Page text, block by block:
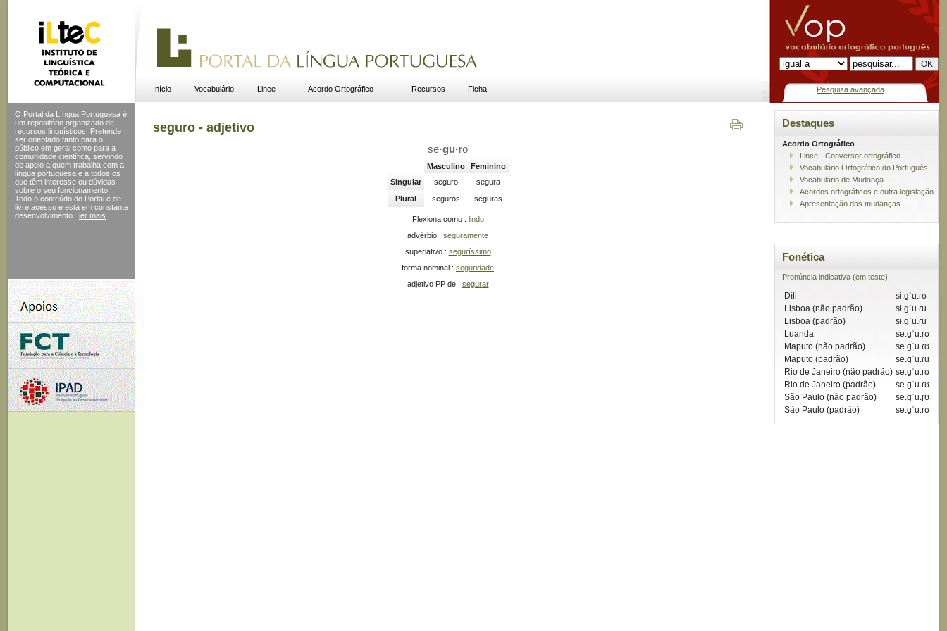
Início Vocabulário Lince Acordo Ortográfico Recursos Ficha Pesquisa avançada
O Portal da Língua Portuguesa é
um repositório organizado de
recursos linguísticos. Pretende
ser orientado tanto para o
público em geral como para a
comunidade científica, servindo
de apoio a quem trabalha com a
língua portuguesa e a todos os
que têm interesse ou dúvidas
sobre o seu funcionamento.
Todo o conteúdo do Portal é de
livre acesso e está em constante
desenvolvimento.
ler mais
seguro - adjetivo
se·gu·ro
Masculino
Feminino
Singular
seguro
segura
Plural
seguros seguras
Flexiona como : lindo
advérbio : seguramente
superlativo : seguríssimo
forma nominal : seguridade
adjetivo PP de : segurar
Destaques
Acordo Ortográfico
Lince - Conversor ortográfico
Vocabulário Ortográfico do Português
Vocabulário de Mudança
Acordos ortográficos e outra legislação
Apresentação das mudanças
Fonética
Pronúncia indicativa (em teste)
Díli
sɨ.gˈu.ɾʊ
Lisboa (não padrão)
sɨ.gˈu.ɾu
Lisboa (padrão)
sɨ.gˈu.ɾu
Luanda
se.gˈu.ɾʊ
Maputo (não padrão)
se.gˈu.ɾʊ
Maputo (padrão)
se.gˈu.ɾu
Rio de Janeiro (não padrão) se.gˈu.ɾʊ
Rio de Janeiro (padrão)
se.gˈu.ɾʊ
São Paulo (não padrão)
se.gˈu.ɽʊ
São Paulo (padrão)
se.gˈu.ɾʊ